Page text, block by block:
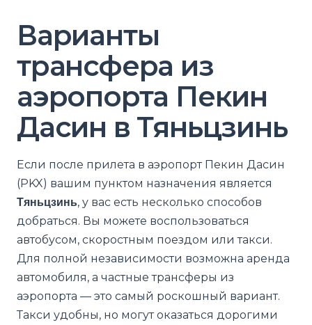
Варианты
трансфера из
аэропорта Пекин
Дасин в Тяньцзинь
Если после прилета в аэропорт Пекин Дасин
(PKX) вашим пунктом назначения является
Тяньцзинь, у вас есть несколько способов
добраться. Вы можете воспользоваться
автобусом, скоростным поездом или такси.
Для полной независимости возможна аренда
автомобиля, а частные трансферы из
аэропорта — это самый роскошный вариант.
Такси удобны, но могут оказаться дорогими